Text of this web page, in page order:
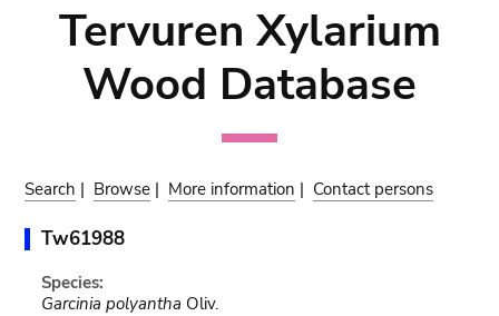
Tervuren Xylarium
Wood Database
Search | Browse | More information | Contact persons
Tw61988
Species:
Garcinia polyantha Oliv.